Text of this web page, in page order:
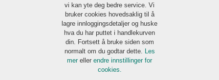
vi kan yte deg bedre service. Vi
bruker cookies hovedsaklig til å
lagre innloggingsdetaljer og huske
hva du har puttet i handlekurven
din. Fortsett å bruke siden som
normalt om du godtar dette. Les
mer eller endre innstillinger for
cookies.